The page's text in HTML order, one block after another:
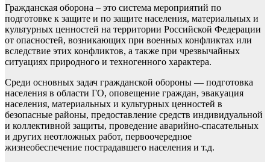
Гражданская оборона – это система мероприятий по
подготовке к защите и по защите населения, материальных и
культурных ценностей на территории Российской Федерации
от опасностей, возникающих при военных конфликтах или
вследствие этих конфликтов, а также при чрезвычайных
ситуациях природного и техногенного характера.
Среди основных задач гражданской обороны — подготовка
населения в области ГО, оповещение граждан, эвакуация
населения, материальных и культурных ценностей в
безопасные районы, предоставление средств индивидуальной
и коллективной защиты, проведение аварийно-спасательных
и других неотложных работ, первоочередное
жизнеобеспечение пострадавшего населения и т.д.